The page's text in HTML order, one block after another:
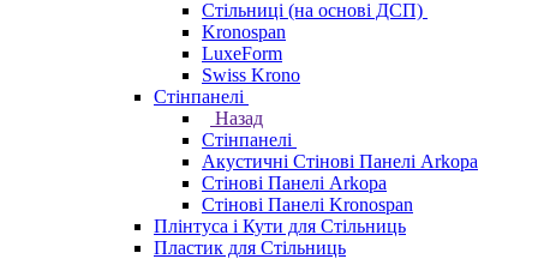
Стільниці (на основі ДСП)
Kronospan
LuxeForm
Swiss Krono
Стінпанелі
Назад
Стінпанелі
Акустичні Стінові Панелі Аrkopa
Стінові Панелі Arkopa
Стінові Панелі Kronospan
Плінтуса і Кути для Стільниць
Пластик для Стільниць